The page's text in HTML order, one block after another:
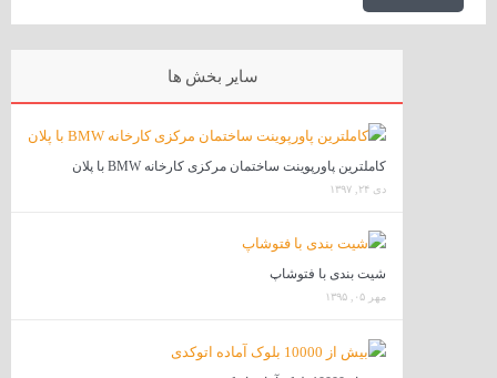
سایر بخش ها
کاملترین پاورپوینت ساختمان مرکزی کارخانه BMW با پلان
دی ۲۴, ۱۳۹۷
شیت بندی با فتوشاپ
مهر ۰۵, ۱۳۹۵